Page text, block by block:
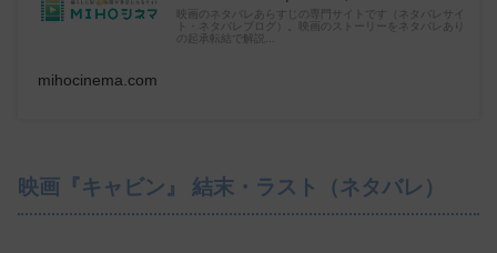
映画のネタバレあらすじの専門サイトです（ネタバレサイ
ト・ネタバレブログ）。映画のストーリーをネタバレあり
の起承転結で解説...
mihocinema.com
映画『キャビン』 結末・ラスト（ネタバレ）